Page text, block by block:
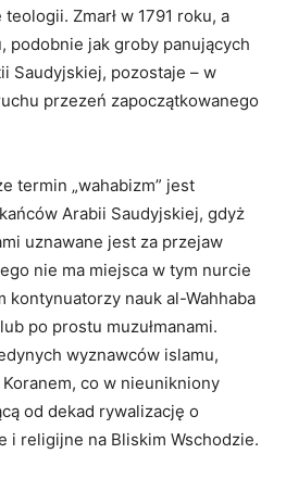
Zmarł w 1791 roku, a
podobnie jak groby panujących
Saudyjskiej, pozostaje – w
przezeń zapoczątkowanego
termin „wahabizm” jest
Arabii Saudyjskiej, gdyż
uznawane jest za przejaw
nie ma miejsca w tym nurcie
kontynuatorzy nauk al-Wahhaba
po prostu muzułmanami.
wyznawców islamu,
co w nieunikniony
od dekad rywalizację o
i religijne na Bliskim Wschodzie.